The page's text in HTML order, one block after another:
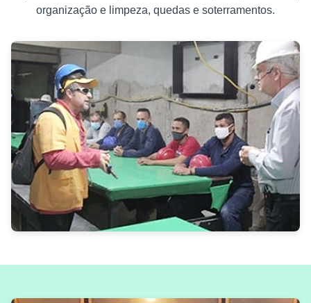
organização e limpeza, quedas e soterramentos.